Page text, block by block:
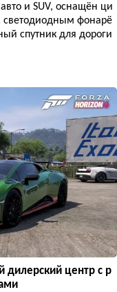
и SUV, оснащён ци
фонарё
спутник для дороги
дилерский центр с р